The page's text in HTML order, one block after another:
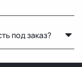
и других
под заказ?